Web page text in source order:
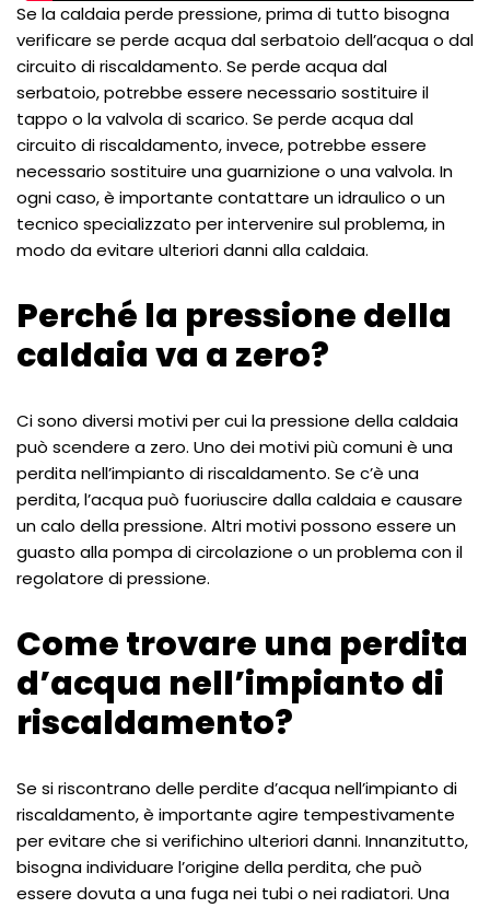
Se la caldaia perde pressione, prima di tutto bisogna
verificare se perde acqua dal serbatoio dell’acqua o dal
circuito di riscaldamento. Se perde acqua dal
serbatoio, potrebbe essere necessario sostituire il
tappo o la valvola di scarico. Se perde acqua dal
circuito di riscaldamento, invece, potrebbe essere
necessario sostituire una guarnizione o una valvola. In
ogni caso, è importante contattare un idraulico o un
tecnico specializzato per intervenire sul problema, in
modo da evitare ulteriori danni alla caldaia.
Perché la pressione della
caldaia va a zero?
Ci sono diversi motivi per cui la pressione della caldaia
può scendere a zero. Uno dei motivi più comuni è una
perdita nell’impianto di riscaldamento. Se c’è una
perdita, l’acqua può fuoriuscire dalla caldaia e causare
un calo della pressione. Altri motivi possono essere un
guasto alla pompa di circolazione o un problema con il
regolatore di pressione.
Come trovare una perdita
d’acqua nell’impianto di
riscaldamento?
Se si riscontrano delle perdite d’acqua nell’impianto di
riscaldamento, è importante agire tempestivamente
per evitare che si verifichino ulteriori danni. Innanzitutto,
bisogna individuare l’origine della perdita, che può
essere dovuta a una fuga nei tubi o nei radiatori. Una